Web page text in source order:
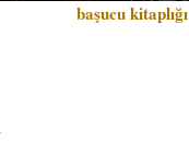
başucu kitaplığı